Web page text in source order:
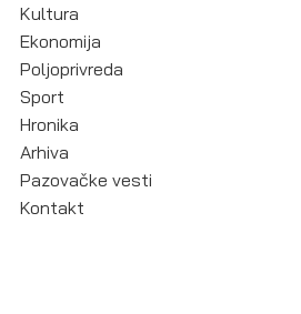
Kultura
Ekonomija
Poljoprivreda
Sport
Hronika
Arhiva
Pazovačke vesti
Kontakt